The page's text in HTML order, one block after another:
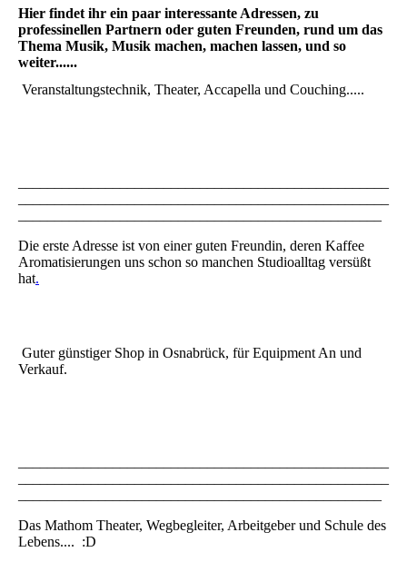
Hier findet ihr ein paar interessante Adressen, zu
professinellen Partnern oder guten Freunden, rund um das
Thema Musik, Musik machen, machen lassen, und so
weiter......
Veranstaltungstechnik, Theater, Accapella und Couching.....
Die erste Adresse ist von einer guten Freundin, deren Kaffee
Aromatisierungen uns schon so manchen Studioalltag versüßt
hat.
Guter günstiger Shop in Osnabrück, für Equipment An und
Verkauf.
Das Mathom Theater, Wegbegleiter, Arbeitgeber und Schule des
Lebens.... :D